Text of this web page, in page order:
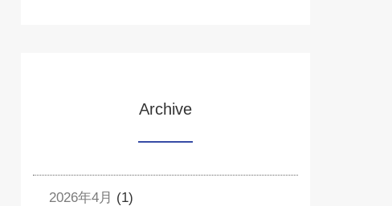
Archive
2026年4月 (1)